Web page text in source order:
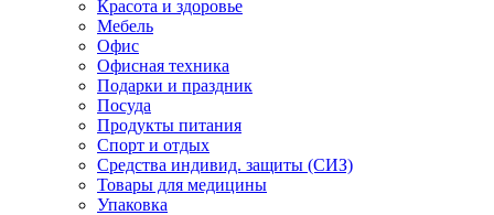
Красота и здоровье
Мебель
Офис
Офисная техника
Подарки и праздник
Посуда
Продукты питания
Спорт и отдых
Средства индивид. защиты (СИЗ)
Товары для медицины
Упаковка